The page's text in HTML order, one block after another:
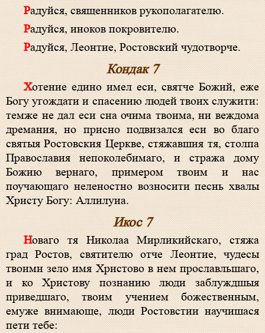
Радуйся, священников рукополагателю.
Радуйся, иноков покровителю.
Радуйся, Леонтие, Ростовский чудотворче.
Кондак 7
Хотение едино имел еси, святче Божий, еже
Богу угождати и спасению людей твоих служити:
темже не дал еси сна очима твоима, ни веждома
дремания, но присно подвизался еси во благо
святыя Ростовския Церкве, стяжавшия тя, столпа
Православия непоколебимаго, и стража дому
Божию вернаго, примером твоим и нас
поучающаго неленостно возносити песнь хвалы
Христу Богу: Аллилуиа.
Икос 7
Новаго тя Николаа Мирликийскаго, стяжа
град Ростов, святителю отче Леонтие, чудесы
твоими зело имя Христово в нем прославльшаго,
и ко Христову познанию люди заблуждшыя
приведшаго, твоим учением божественным,
емуже внимающе, люди Ростовстии научишася
пети тебе: